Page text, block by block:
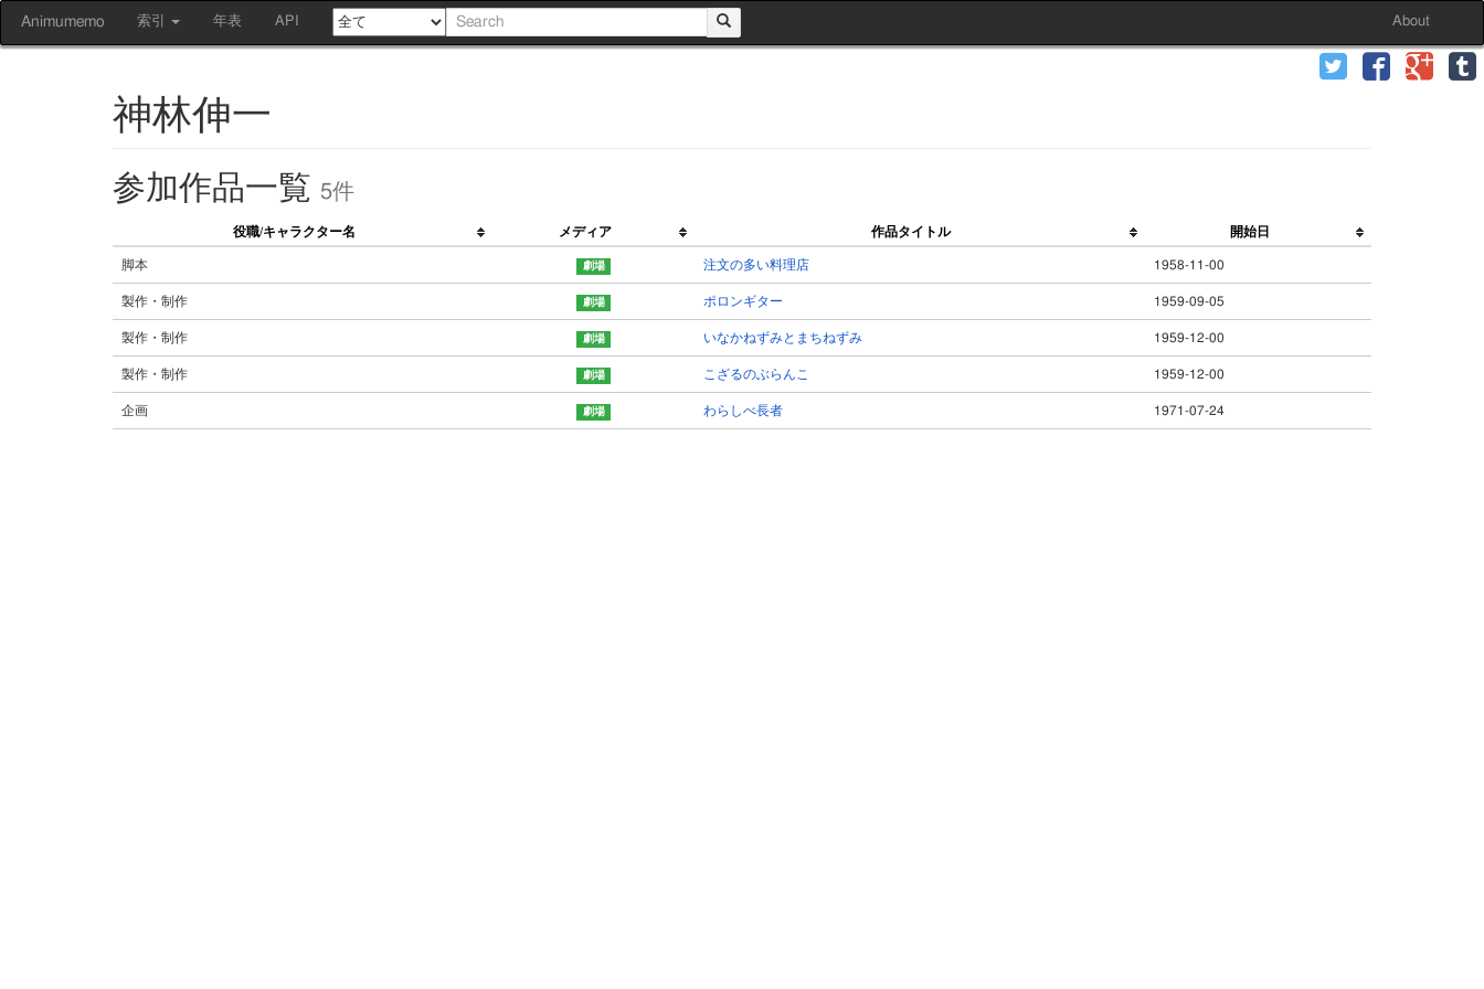
Animumemo 索引 年表 API About
神林伸一
参加作品一覧 5件
役職/キャラクター名 メディア 作品タイトル 開始日
脚本 注文の多い料理店 1958-11-00
製作・制作 ポロンギター 1959-09-05
製作・制作 いなかねずみとまちねずみ 1959-12-00
製作・制作 こざるのぶらんこ 1959-12-00
企画 わらしべ長者 1971-07-24